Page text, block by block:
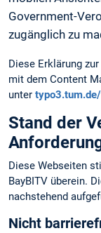
Government-
zugänglich zu
Diese Erklärung
mit dem Content
unter
Stand der
Diese Webseiten
BayBITV überein.
nachstehend
Nicht